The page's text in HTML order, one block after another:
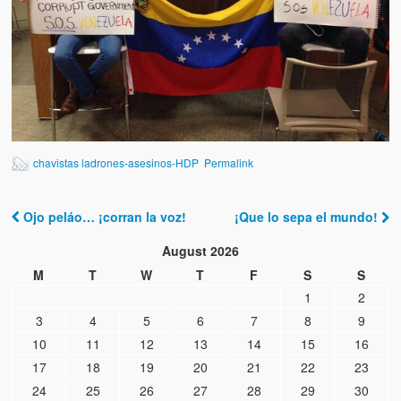
El Tipo y los Rojos en Los Teques (The Jerk and the Reds in
Teques)
Hablé con Chavistas (I spoke with chavistas)
La burla del Chavez “tan amante de los niños” (The mockery of
Puente Llaguno, Miraflores… ¿y Lina?
Radio Emisoras y canales de televisión clausurados por el
de Chávez hasta el 2009
Victimas del 11 de abril de 2002
chavistas ladrones-asesinos-HDP Permalink
Post navigation
Ojo peláo… ¡corran la voz!
¡Que lo sepa el mundo!
August 2026
M
T W T F S
S
1
2
3
4 5 6 7 8
9
10
11 12 13 14 15
16
17
18 19 20 21 22
23
24
25 26 27 28 29 30